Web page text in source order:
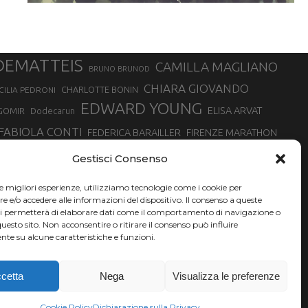
Gestisci Consenso
migliori esperienze, utilizziamo tecnologie come i cookie per
e/o accedere alle informazioni del dispositivo. Il consenso a queste
permetterà di elaborare dati come il comportamento di navigazione o
sito. Non acconsentire o ritirare il consenso può influire
su alcune caratteristiche e funzioni.
Nega Visualizza le preferenze
BRUNO BRUNOD CAMILLA MAGLIANO
PEDRONI CHARLOTTE BONIN CHIARA GIOVANDO
Dodecarun EDWARD YOUNG ELISA ARVAT
FABIOLA CONTI FEDERICA BARAILLER FIRENZE MARATHON
GIOVANNA EPIS GIULIANO CAVALLO
DI TORINO MARATONINA MARCELLA BELLETTI MARCO OLMO
MONVISO VERTICAL RACE NADIA BATTOCLETTI
BONALDI SILVIA RAMPAZZO
CHEVRIER YEMAN CRIPPA